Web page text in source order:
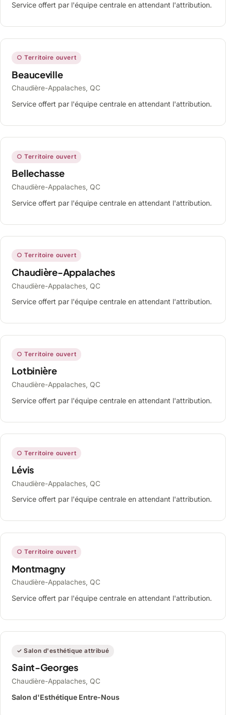
Service offert par l'équipe centrale en attendant l'attribution.
○ Territoire ouvert
Beauceville
Chaudière-Appalaches, QC
Service offert par l'équipe centrale en attendant l'attribution.
○ Territoire ouvert
Bellechasse
Chaudière-Appalaches, QC
Service offert par l'équipe centrale en attendant l'attribution.
○ Territoire ouvert
Chaudière-Appalaches
Chaudière-Appalaches, QC
Service offert par l'équipe centrale en attendant l'attribution.
○ Territoire ouvert
Lotbinière
Chaudière-Appalaches, QC
Service offert par l'équipe centrale en attendant l'attribution.
○ Territoire ouvert
Lévis
Chaudière-Appalaches, QC
Service offert par l'équipe centrale en attendant l'attribution.
○ Territoire ouvert
Montmagny
Chaudière-Appalaches, QC
Service offert par l'équipe centrale en attendant l'attribution.
✓ Salon d'esthétique attribué
Saint-Georges
Chaudière-Appalaches, QC
Salon d'Esthétique Entre-Nous